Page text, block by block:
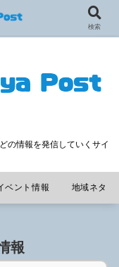
の情報を発信していくサイ
ベント情報 地域ネタ
報
検索